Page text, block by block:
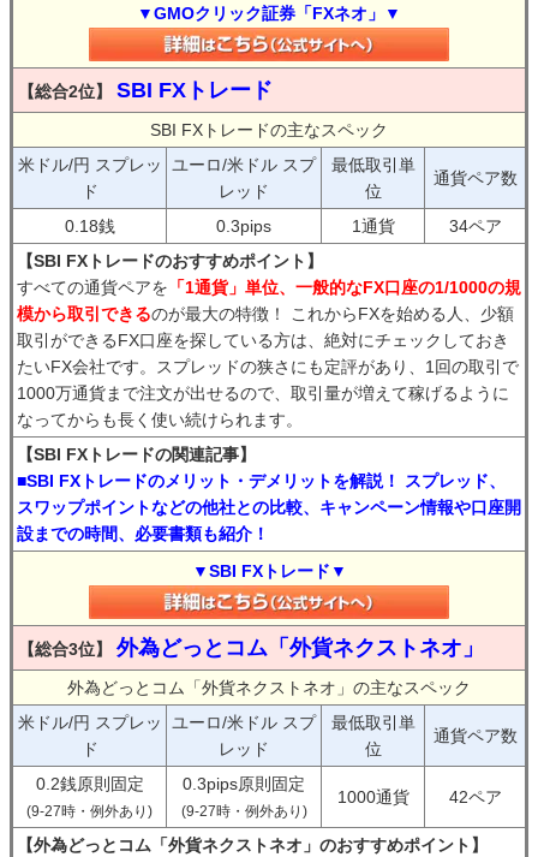
▼GMOクリック証券「FXネオ」▼
【総合2位】 SBI FXトレード
SBI FXトレードの主なスペック
米ドル/円 スプレッ
ド
ユーロ/米ドル スプ
レッド
最低取引単
位
通貨ペア数
0.18銭 0.3pips 1通貨
34ペア
【SBI FXトレードのおすすめポイント】
すべての通貨ペアを 「1通貨」単位、一般的なFX口座の1/1000の規
模から取引できるのが最大の特徴！ これからFXを始める人、少額
取引ができるFX口座を探している方は、絶対にチェックしておき
たいFX会社です。スプレッドの狭さにも定評があり、1回の取引で
1000万通貨まで注文が出せるので、取引量が増えて稼げるように
なってからも長く使い続けられます。
【SBI FXトレードの関連記事】
■SBI FXトレードのメリット・デメリットを解説！ スプレッド、
スワップポイントなどの他社との比較、キャンペーン情報や口座開
設までの時間、必要書類も紹介！
▼SBI FXトレード▼
【総合3位】 外為どっとコム「外貨ネクストネオ」
外為どっとコム「外貨ネクストネオ」の主なスペック
米ドル/円 スプレッ
ド
ユーロ/米ドル スプ
レッド
最低取引単
位
通貨ペア数
0.2銭原則固定
(9-27時・例外あり)
0.3pips原則固定
(9-27時・例外あり)
1000通貨 42ペア
【外為どっとコム「外貨ネクストネオ」のおすすめポイント】